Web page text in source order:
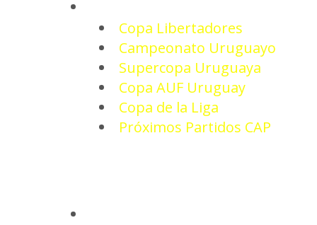
Copa Libertadores
Campeonato Uruguayo
Supercopa Uruguaya
Copa AUF Uruguay
Copa de la Liga
Próximos Partidos CAP